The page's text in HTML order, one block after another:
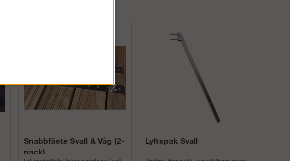
Snabbfäste Svall & Våg (2-
pack)
Lyftspak Svall